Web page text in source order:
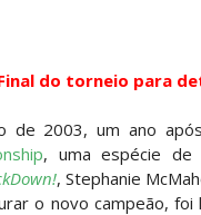
EXTREMA NO
do torneio para
de 2003, um ano
, uma espécie de
, Stephanie
o novo campeão,